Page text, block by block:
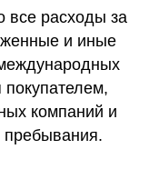
расходы за
и иные
компаний и